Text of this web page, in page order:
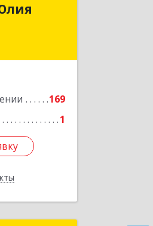
169
1
Юлия
Подробнее